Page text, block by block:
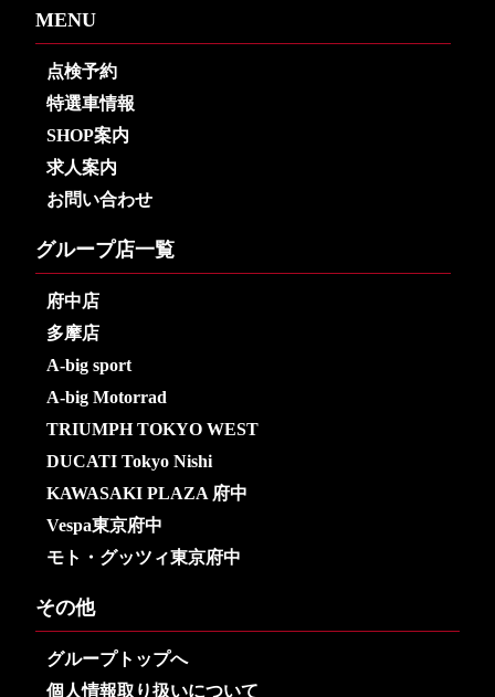
MENU
点検予約
特選車情報
SHOP案内
求人案内
お問い合わせ
グループ店一覧
府中店
多摩店
A-big sport
A-big Motorrad
TRIUMPH TOKYO WEST
DUCATI Tokyo Nishi
KAWASAKI PLAZA 府中
Vespa東京府中
モト・グッツィ東京府中
その他
グループトップへ
個人情報取り扱いについて